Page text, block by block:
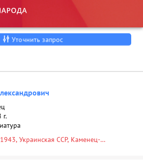
Уточнить запрос
г.
Украинская ССР, Каменец-